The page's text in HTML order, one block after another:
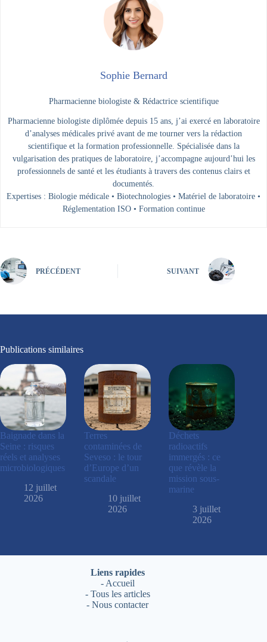
Sophie Bernard
Pharmacienne biologiste & Rédactrice scientifique
Pharmacienne biologiste diplômée depuis 15 ans, j’ai exercé en laboratoire
d’analyses médicales privé avant de me tourner vers la rédaction
scientifique et la formation professionnelle. Spécialisée dans la
vulgarisation des pratiques de laboratoire, j’accompagne aujourd’hui les
professionnels de santé et les étudiants à travers des contenus clairs et
documentés.
Expertises : Biologie médicale • Biotechnologies • Matériel de laboratoire •
Réglementation ISO • Formation continue
PRÉCÉDENT SUIVANT
Publications similaires
Baignade dans la
Seine : risques
réels et analyses
microbiologiques
12 juillet
2026
Terres
contaminées de
Seveso : le tour
d’Europe d’un
scandale
10 juillet
2026
Déchets
radioactifs
immergés : ce
que révèle la
mission sous-
marine
3 juillet
2026
Liens rapides
- Accueil
- Tous les articles
-Nous contacter